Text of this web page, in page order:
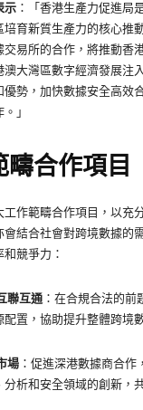
示 ：「香港生產力促進局
育新質生產力的核心推
交易所的合作，將推動香
大灣區數字經濟發展注
勢，加快數據安全高效
」
合作項目
作範疇合作項目，以充
結合社會對跨境數據的
競爭力：
聯互通 ：在合規合法的
置，協助提升整體跨境
場 ：促進深港數據商合作
析和安全領域的創新，